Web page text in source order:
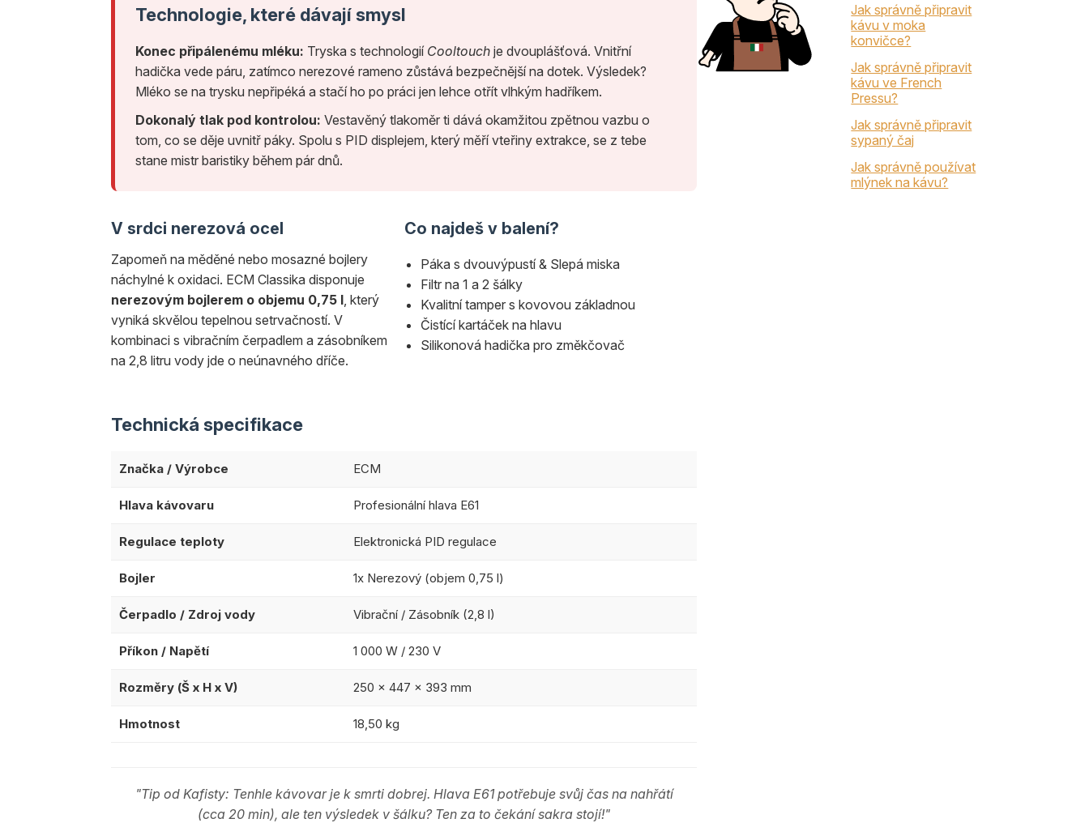
Technologie, které dávají smysl
Konec připálenému mléku: Tryska s technologií Cooltouch je dvouplášťová. Vnitřní
hadička vede páru, zatímco nerezové rameno zůstává bezpečnější na dotek. Výsledek?
Mléko se na trysku nepřipéká a stačí ho po práci jen lehce otřít vlhkým hadříkem.
Dokonalý tlak pod kontrolou: Vestavěný tlakoměr ti dává okamžitou zpětnou vazbu o
tom, co se děje uvnitř páky. Spolu s PID displejem, který měří vteřiny extrakce, se z tebe
stane mistr baristiky během pár dnů.
V srdci nerezová ocel
Zapomeň na měděné nebo mosazné bojlery
náchylné k oxidaci. ECM Classika disponuje
nerezovým bojlerem o objemu 0,75 l , který
vyniká skvělou tepelnou setrvačností. V
kombinaci s vibračním čerpadlem a zásobníkem
na 2,8 litru vody jde o neúnavného dříče.
Co najdeš v balení?
Páka s dvouvýpustí & Slepá miska
Filtr na 1 a 2 šálky
Kvalitní tamper s kovovou základnou
Čistící kartáček na hlavu
Silikonová hadička pro změkčovač
Technická specifikace
Značka / Výrobce ECM
Hlava kávovaru Profesionální hlava E61
Regulace teploty Elektronická PID regulace
Bojler 1x Nerezový (objem 0,75 l)
Čerpadlo / Zdroj vody Vibrační / Zásobník (2,8 l)
Příkon / Napětí 1 000 W / 230 V
Rozměry (Š x H x V) 250 x 447 x 393 mm
Hmotnost 18,50 kg
"Tip od Kafisty: Tenhle kávovar je k smrti dobrej. Hlava E61 potřebuje svůj čas na nahřátí
(cca 20 min), ale ten výsledek v šálku? Ten za to čekání sakra stojí!"
Jak správně připravit
kávu v moka
konvičce?
Jak správně připravit
kávu ve French
Pressu?
Jak správně připravit
sypaný čaj
Jak správně používat
mlýnek na kávu?